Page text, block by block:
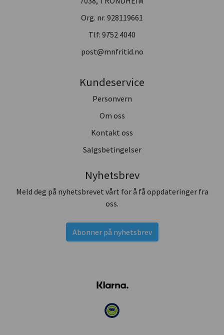
Org. nr. 928119661
Tlf: 9752 4040
post@mnfritid.no
Kundeservice
Personvern
Om oss
Kontakt oss
Salgsbetingelser
Nyhetsbrev
Meld deg på nyhetsbrevet vårt for å få oppdateringer fra
oss.
Abonner på nyhetsbrev